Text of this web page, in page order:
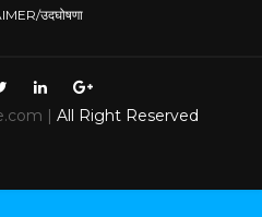
उदघोषणा
| All Right Reserved